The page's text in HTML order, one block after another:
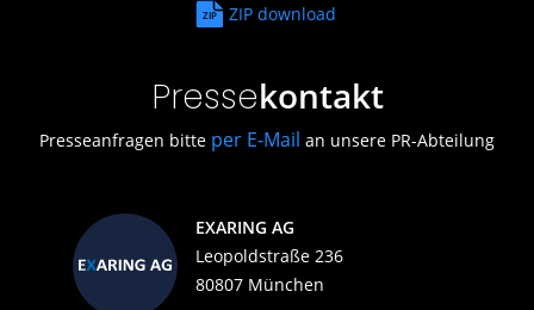
ZIP download
Pressekontakt
Presseanfragen bitte per E-Mail an unsere PR-Abteilung
EXARING AG
Leopoldstraße 236
80807 München